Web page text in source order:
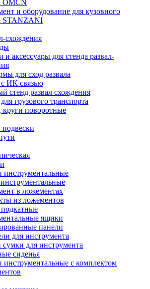
OMCN
и оборудование для кузовного
STANZANI
схождения
и аксессуары для стенда развал-
для сход развала
ИК связью
стенд развал схождения
грузового транспорта
поворотные
подвески
инструментальные
в ложементах
из ложементов
ящики
панели
для инструмента
для инструмента
сиденья
инструментальные с комплектом